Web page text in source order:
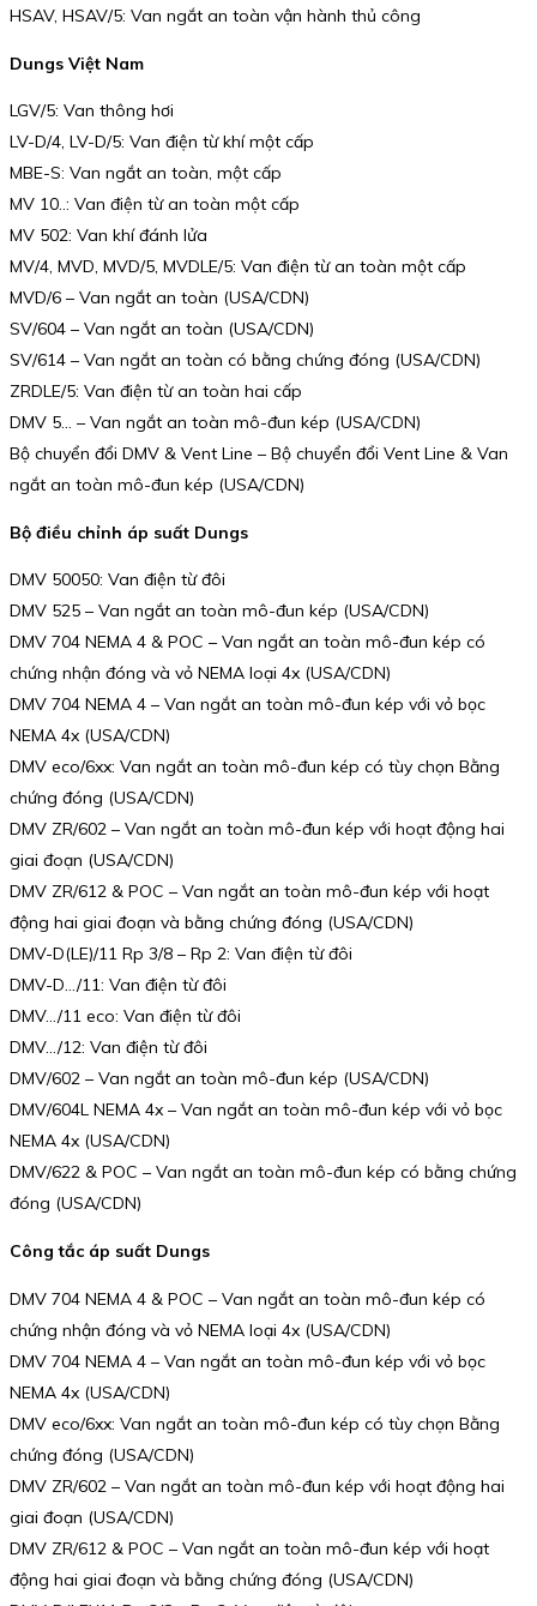
HSAV, HSAV/5: Van ngắt an toàn vận hành thủ công
Dungs Việt Nam
LGV/5: Van thông hơi
LV-D/4, LV-D/5: Van điện từ khí một cấp
MBE-S: Van ngắt an toàn, một cấp
MV 10..: Van điện từ an toàn một cấp
MV 502: Van khí đánh lửa
MV/4, MVD, MVD/5, MVDLE/5: Van điện từ an toàn một cấp
MVD/6 – Van ngắt an toàn (USA/CDN)
SV/604 – Van ngắt an toàn (USA/CDN)
SV/614 – Van ngắt an toàn có bằng chứng đóng (USA/CDN)
ZRDLE/5: Van điện từ an toàn hai cấp
DMV 5… – Van ngắt an toàn mô-đun kép (USA/CDN)
Bộ chuyển đổi DMV & Vent Line – Bộ chuyển đổi Vent Line & Van
ngắt an toàn mô-đun kép (USA/CDN)
Bộ điều chỉnh áp suất Dungs
DMV 50050: Van điện từ đôi
DMV 525 – Van ngắt an toàn mô-đun kép (USA/CDN)
DMV 704 NEMA 4 & POC – Van ngắt an toàn mô-đun kép có
chứng nhận đóng và vỏ NEMA loại 4x (USA/CDN)
DMV 704 NEMA 4 – Van ngắt an toàn mô-đun kép với vỏ bọc
NEMA 4x (USA/CDN)
DMV eco/6xx: Van ngắt an toàn mô-đun kép có tùy chọn Bằng
chứng đóng (USA/CDN)
DMV ZR/602 – Van ngắt an toàn mô-đun kép với hoạt động hai
giai đoạn (USA/CDN)
DMV ZR/612 & POC – Van ngắt an toàn mô-đun kép với hoạt
động hai giai đoạn và bằng chứng đóng (USA/CDN)
DMV-D(LE)/11 Rp 3/8 – Rp 2: Van điện từ đôi
DMV-D…/11: Van điện từ đôi
DMV…/11 eco: Van điện từ đôi
DMV…/12: Van điện từ đôi
DMV/602 – Van ngắt an toàn mô-đun kép (USA/CDN)
DMV/604L NEMA 4x – Van ngắt an toàn mô-đun kép với vỏ bọc
NEMA 4x (USA/CDN)
DMV/622 & POC – Van ngắt an toàn mô-đun kép có bằng chứng
đóng (USA/CDN)
Công tắc áp suất Dungs
DMV 704 NEMA 4 & POC – Van ngắt an toàn mô-đun kép có
chứng nhận đóng và vỏ NEMA loại 4x (USA/CDN)
DMV 704 NEMA 4 – Van ngắt an toàn mô-đun kép với vỏ bọc
NEMA 4x (USA/CDN)
DMV eco/6xx: Van ngắt an toàn mô-đun kép có tùy chọn Bằng
chứng đóng (USA/CDN)
DMV ZR/602 – Van ngắt an toàn mô-đun kép với hoạt động hai
giai đoạn (USA/CDN)
DMV ZR/612 & POC – Van ngắt an toàn mô-đun kép với hoạt
động hai giai đoạn và bằng chứng đóng (USA/CDN)